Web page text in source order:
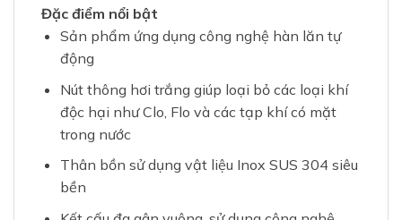
Đặc điểm nổi bật
Sản phẩm ứng dụng công nghệ hàn lăn tự
động
Nút thông hơi trắng giúp loại bỏ các loại khí
độc hại như Clo, Flo và các tạp khí có mặt
trong nước
Thân bồn sử dụng vật liệu Inox SUS 304 siêu
bền